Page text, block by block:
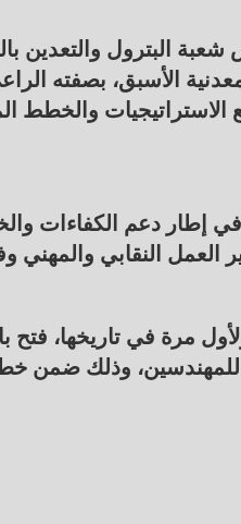
البترول والتعدين
الأسبق، بصفته
والخطط
إطار دعم الكفاءات
العمل النقابي والمهني
مرة في تاريخها،
وذلك ضمن